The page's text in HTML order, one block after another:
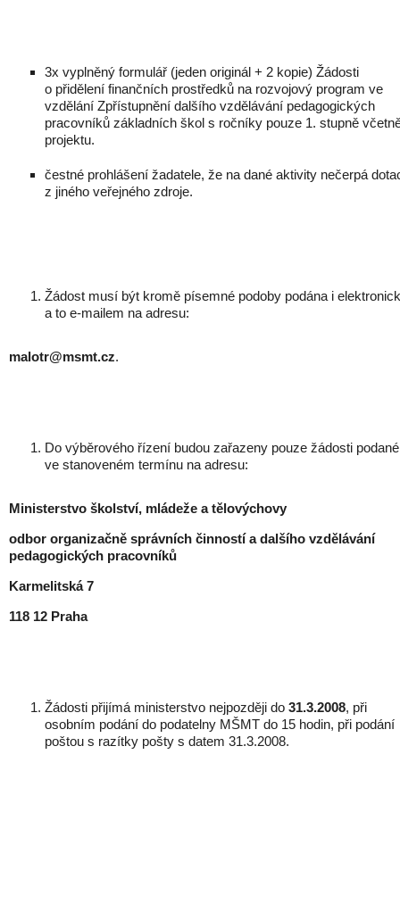
3x vyplněný formulář (jeden originál + 2 kopie) Žádosti
o přidělení finančních prostředků na rozvojový program ve
vzdělání Zpřístupnění dalšího vzdělávání pedagogických
pracovníků základních škol s ročníky pouze 1. stupně
projektu.
čestné prohlášení žadatele, že na dané aktivity nečerpá
z jiného veřejného zdroje.
Žádost musí být kromě písemné podoby podána i
a to e-mailem na adresu:
malotr@msmt.cz.
Do výběrového řízení budou zařazeny pouze žádosti podané
ve stanoveném termínu na adresu:
Ministerstvo školství, mládeže a tělovýchovy
odbor organizačně správních činností a dalšího vzdělávání
pedagogických pracovníků
Karmelitská 7
118 12 Praha
Žádosti přijímá ministerstvo nejpozději do 31.3.2008, při
osobním podání do podatelny MŠMT do 15 hodin, při podání
poštou s razítky pošty s datem 31.3.2008.